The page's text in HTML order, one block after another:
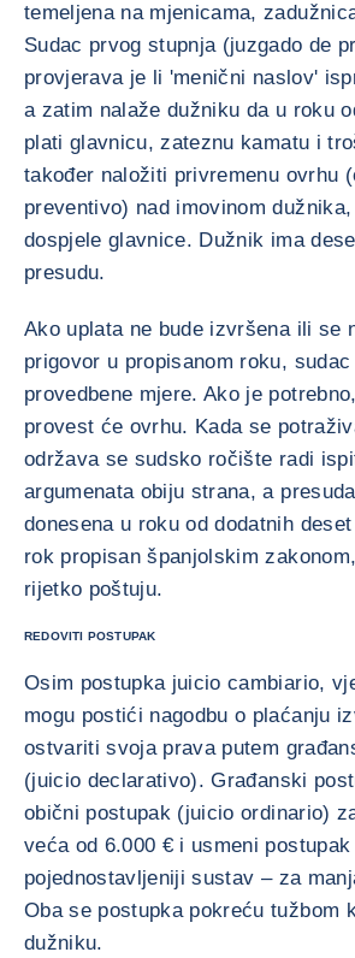
temeljena na mjenicama,
Sudac prvog stupnja (juzgado de
provjerava je li 'menični naslov'
a zatim nalaže dužniku da u roku
plati glavnicu, zateznu kamatu i
također naložiti privremenu ovrhu
preventivo) nad imovinom
dospjele glavnice. Dužnik ima
presudu.
Ako uplata ne bude izvršena ili se
prigovor u propisanom roku,
provedbene mjere. Ako je
provest će ovrhu. Kada se
održava se sudsko ročište radi
argumenata obiju strana, a
donesena u roku od dodatnih
rok propisan španjolskim
rijetko poštuju.
REDOVITI POSTUPAK
Osim postupka juicio cambiario,
mogu postići nagodbu o plaćanju
ostvariti svoja prava putem
(juicio declarativo). Građanski
obični postupak (juicio ordinario)
veća od 6.000 € i usmeni
pojednostavljeniji sustav – za
Oba se postupka pokreću tužbom
dužniku.